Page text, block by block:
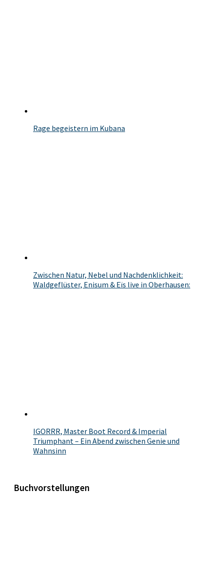
Rage begeistern im Kubana
Zwischen Natur, Nebel und Nachdenklichkeit:
Waldgeflüster, Enisum & Eïs live in Oberhausen:
IGORRR, Master Boot Record & Imperial
Triumphant – Ein Abend zwischen Genie und
Wahnsinn
Buchvorstellungen